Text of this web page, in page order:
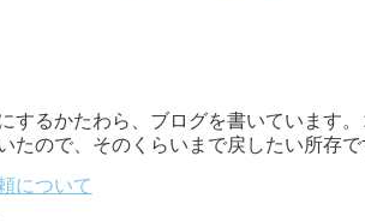
するかたわら、ブログを書いています
たので、そのくらいまで戻したい所存で
について